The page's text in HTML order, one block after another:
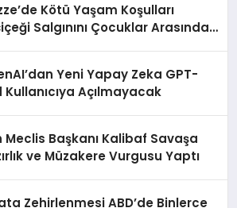
Kötü Yaşam Koşulları
Salgınını Çocuklar Arasında
Yeni Yapay Zeka GPT-
Kullanıcıya Açılmayacak
Meclis Başkanı Kalibaf Savaşa
ve Müzakere Vurgusu Yaptı
Zehirlenmesi ABD’de Binlerce